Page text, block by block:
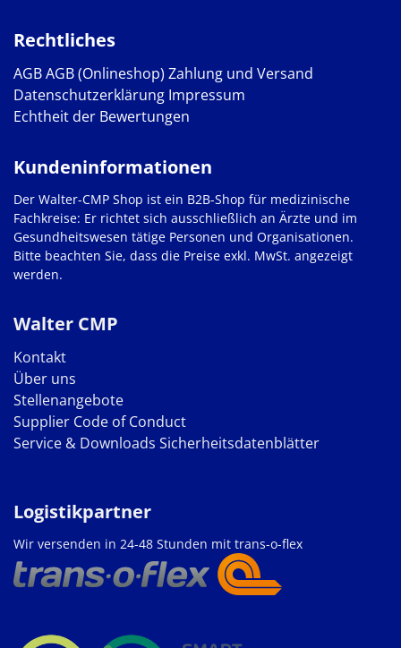
Rechtliches
AGBAGB (Onlineshop) Zahlung und Versand
Datenschutzerklärung Impressum
Echtheit der Bewertungen
Walter CMP
Kontakt
Über uns
Stellenangebote
Supplier Code of Conduct
Service & Downloads Sicherheitsdatenblätter
Kundeninformationen
Der Walter-CMP Shop ist ein B2B-Shop für medizinische
Fachkreise: Er richtet sich ausschließlich an Ärzte und im
Gesundheitswesen tätige Personen und Organisationen.
Bitte beachten Sie, dass die Preise exkl. MwSt. angezeigt
werden.
Logistikpartner
Wir versenden in 24-48 Stunden mit trans-o-flex